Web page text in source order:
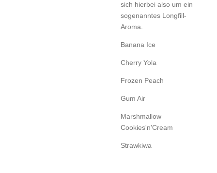
sich hierbei also um ein
sogenanntes Longfill-
Aroma.
Banana Ice
Cherry Yola
Frozen Peach
Gum Air
Marshmallow
Cookies'n'Cream
Strawkiwa